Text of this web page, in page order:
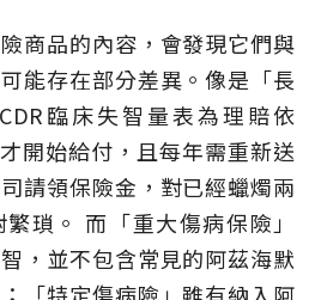
商品的內容，會發現它們與
能存在部分差異。像是「長
臨床失智量表為理賠依
開始給付，且每年需重新送
請領保險金，對已經蠟燭兩
瑣。 而「重大傷病保險」
，並不包含常見的阿茲海默
「特定傷病險」雖有納入阿